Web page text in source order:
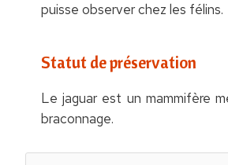
puisse observer chez les félins.
Statut de préservation
Le jaguar est un mammifère
braconnage.